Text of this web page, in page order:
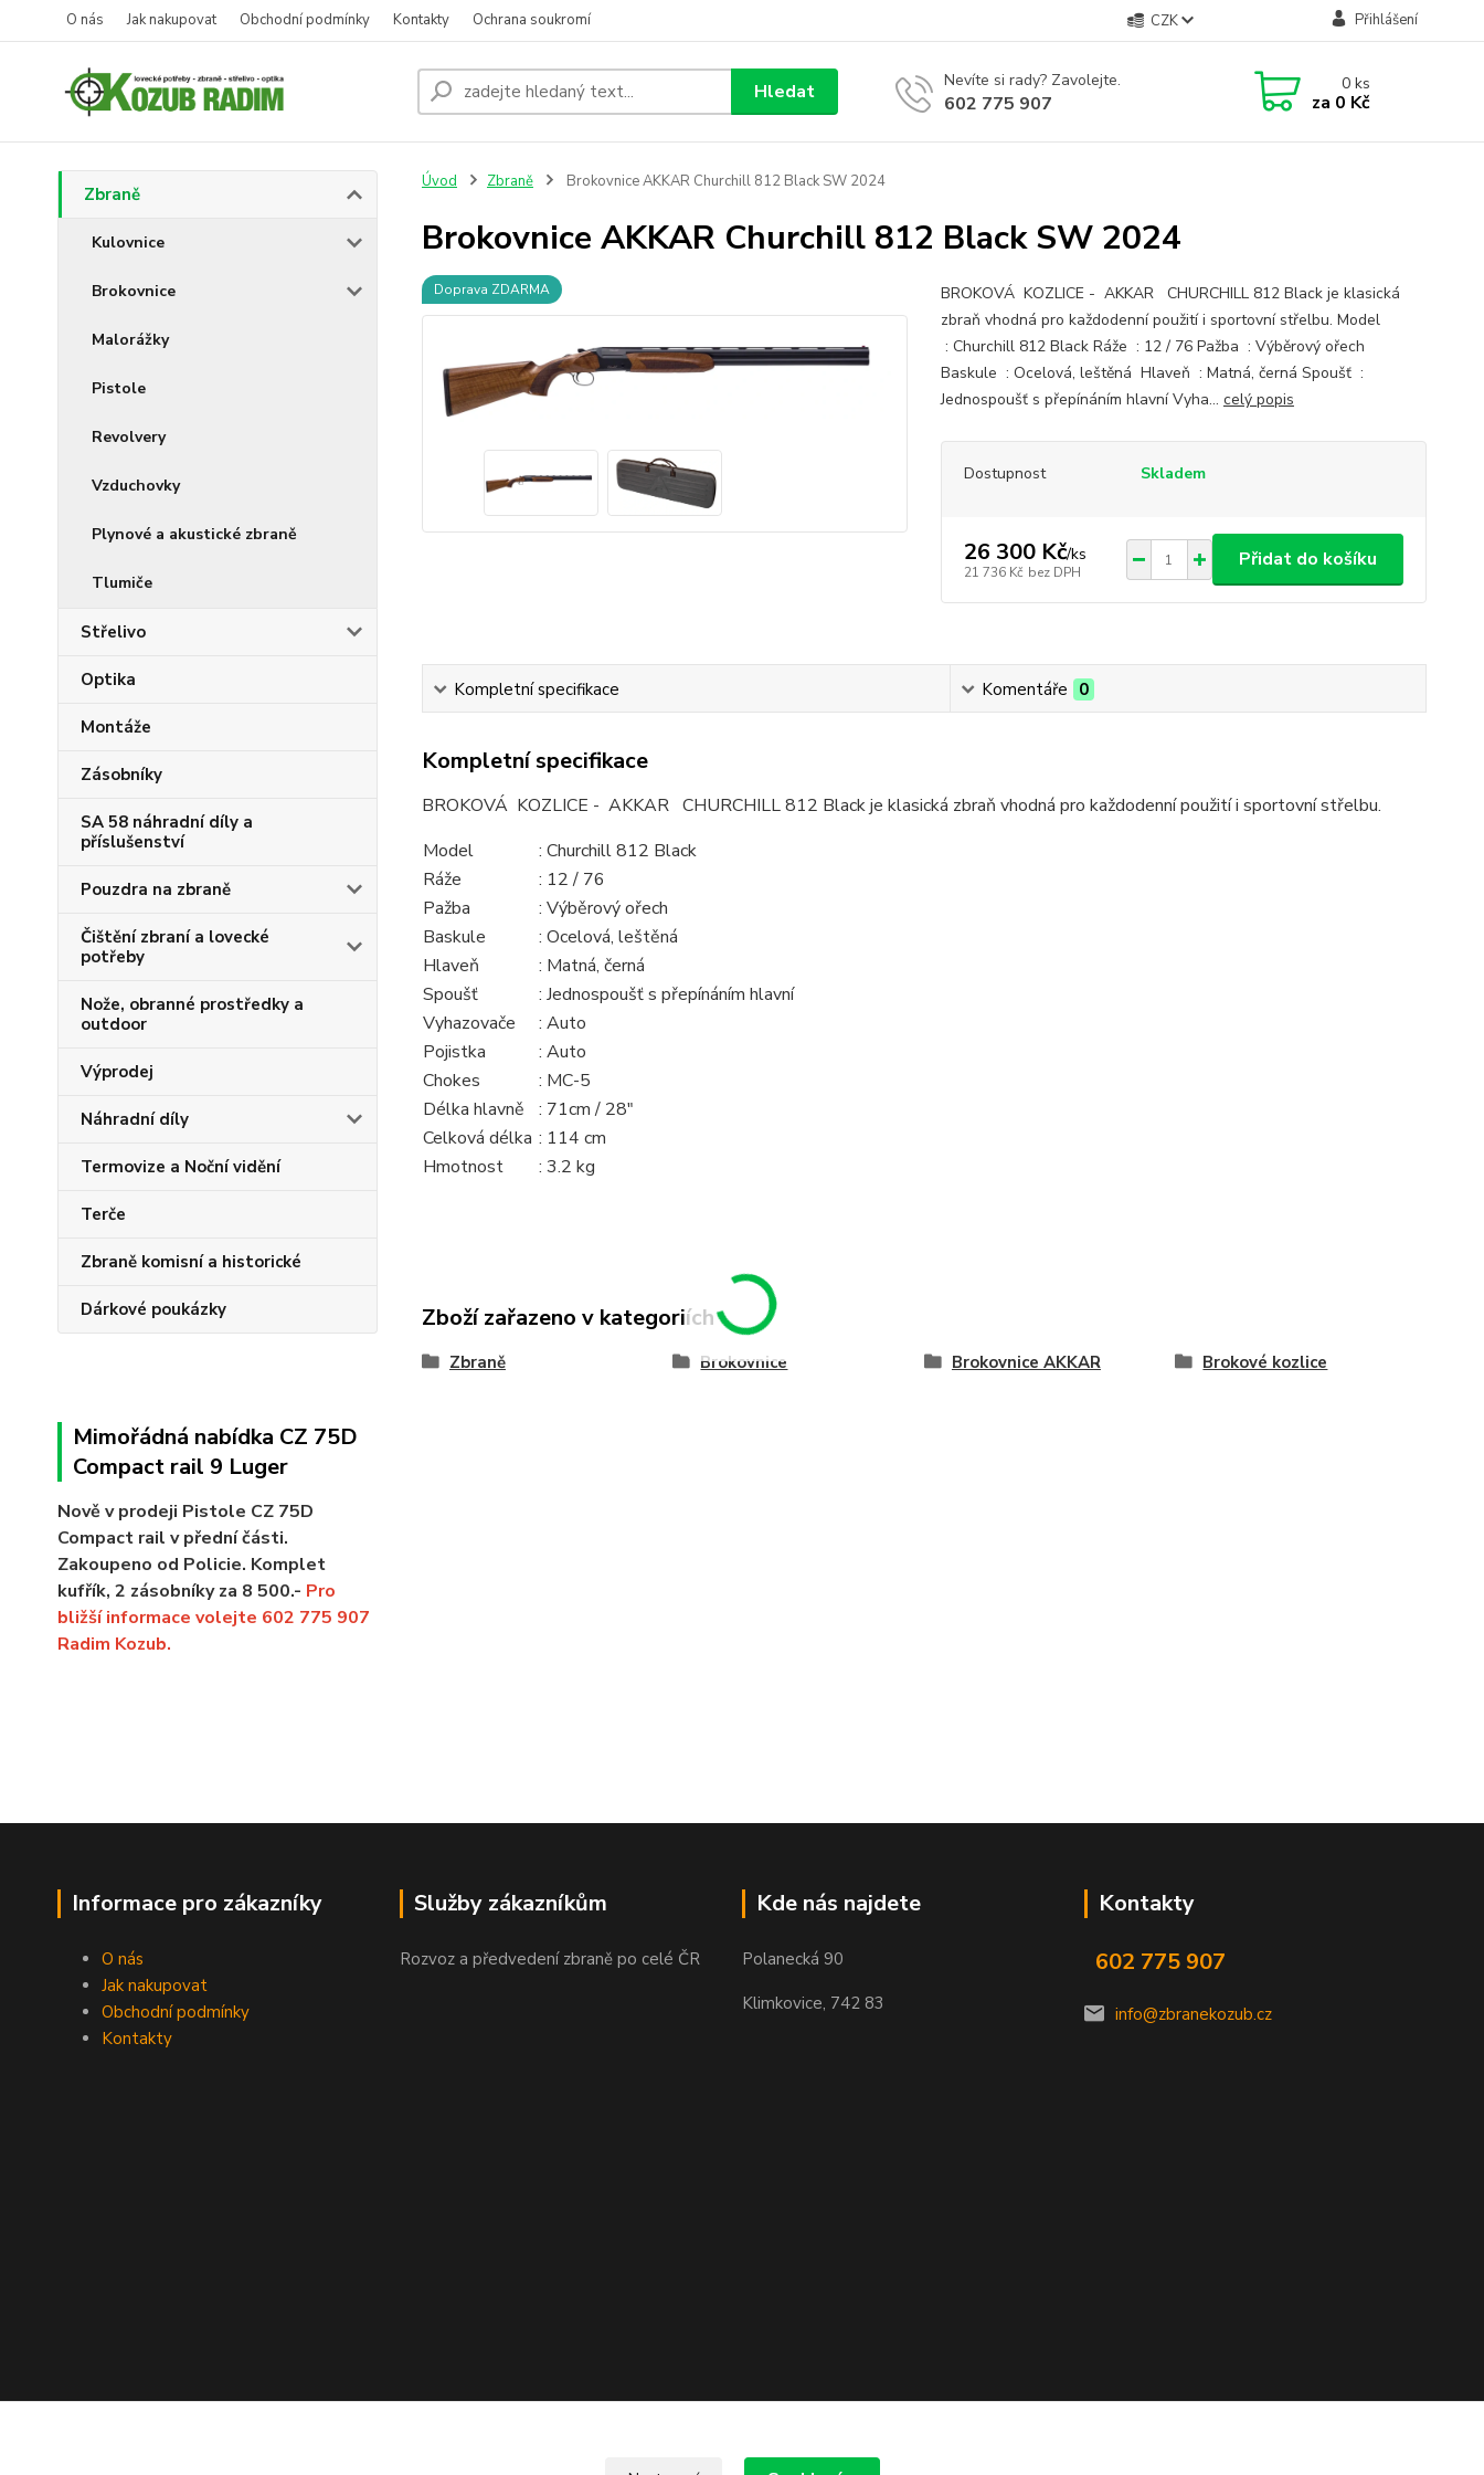
O nás Jak nakupovat Obchodní podmínky Kontakty Ochrana soukromí CZK Přihlášení
Hledat Nevíte si rady? Zavolejte.
602 775 907
0ks
za 0 Kč
Zbraně
Kulovnice
Brokovnice
Malorážky
Pistole
Revolvery
Vzduchovky
Plynové a akustické zbraně
Tlumiče
Střelivo
Optika
Montáže
Zásobníky
SA 58 náhradní díly a
příslušenství
Pouzdra na zbraně
Čištění zbraní a lovecké
potřeby
Nože, obranné prostředky a
outdoor
Výprodej
Náhradní díly
Termovize a Noční vidění
Terče
Zbraně komisní a historické
Dárkové poukázky
Mimořádná nabídka CZ 75D
Compact rail 9 Luger
Nově v prodeji Pistole CZ 75D
Compact rail v přední části.
Zakoupeno od Policie. Komplet
kufřík, 2 zásobníky za 8 500.- Pro
bližší informace volejte 602 775 907
Radim Kozub.
Úvod Zbraně Brokovnice AKKAR Churchill 812 Black SW 2024
Brokovnice AKKAR Churchill 812 Black SW 2024
Doprava ZDARMA
BROKOVÁ KOZLICE - AKKAR CHURCHILL 812 Black je klasická
zbraň vhodná pro každodenní použití i sportovní střelbu. Model
: Churchill 812 Black Ráže : 12 / 76 Pažba : Výběrový ořech
Baskule : Ocelová, leštěná Hlaveň : Matná, černá Spoušť :
Jednospoušť s přepínáním hlavní Vyha... celý popis
Dostupnost Skladem
26 300 Kč/ks
21 736 Kč bez DPH
Přidat do košíku
Kompletní specifikace Komentáře 0
Kompletní specifikace
BROKOVÁ KOZLICE - AKKAR CHURCHILL 812 Black je klasická zbraň vhodná pro každodenní použití i sportovní střelbu.
Model
: Churchill 812 Black
Ráže
: 12 / 76
Pažba
: Výběrový ořech
Baskule
: Ocelová, leštěná
Hlaveň
: Matná, černá
Spoušť
: Jednospoušť s přepínáním hlavní
Vyhazovače
: Auto
Pojistka
: Auto
Chokes
: MC-5
Délka hlavně
: 71cm / 28"
Celková délka : 114 cm
Hmotnost
: 3.2 kg
Zboží zařazeno v kategoriích
Zbraně Brokovnice Brokovnice AKKAR Brokové kozlice
Informace pro zákazníky
O nás
Jak nakupovat
Obchodní podmínky
Kontakty
Služby zákazníkům
Rozvoz a předvedení zbraně po celé ČR
Kde nás najdete
Polanecká 90
Klimkovice, 742 83
Kontakty
602 775 907
info@zbranekozub.cz